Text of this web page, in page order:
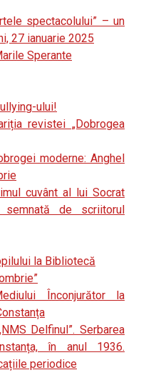
spectacolului” – un
27 ianuarie 2025
Sperante
ului!
revistei „Dobrogea
moderne: Anghel
cuvânt al lui Socrat
semnată de scriitorul
la Bibliotecă
Înconjurător la
Delfinul”. Serbarea
în anul 1936.
periodice